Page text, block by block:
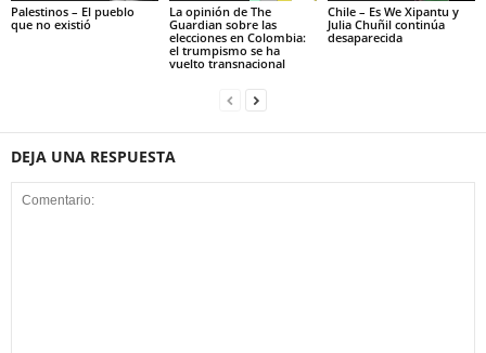
Palestinos – El pueblo
que no existió
La opinión de The
Guardian sobre las
elecciones en Colombia:
el trumpismo se ha
vuelto transnacional
Chile – Es We Xipantu y
Julia Chuñil continúa
desaparecida
DEJA UNA RESPUESTA